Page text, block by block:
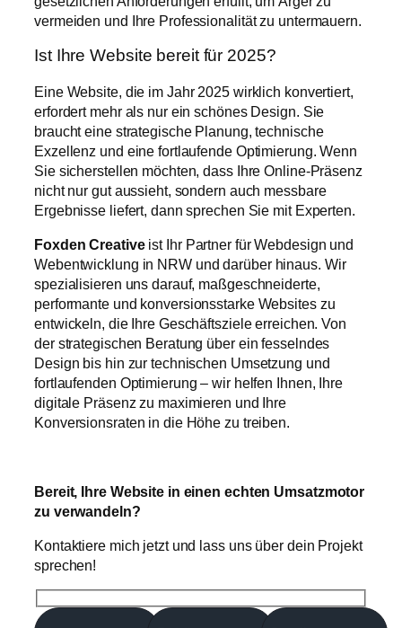
vermeiden und Ihre Professionalität zu untermauern.
Ist Ihre Website bereit für 2025?
Eine Website, die im Jahr 2025 wirklich konvertiert,
erfordert mehr als nur ein schönes Design. Sie
braucht eine strategische Planung, technische
Exzellenz und eine fortlaufende Optimierung. Wenn
Sie sicherstellen möchten, dass Ihre Online-Präsenz
nicht nur gut aussieht, sondern auch messbare
Ergebnisse liefert, dann sprechen Sie mit Experten.
Foxden Creativeist Ihr Partner für Webdesign und
Webentwicklung in NRW und darüber hinaus. Wir
spezialisieren uns darauf, maßgeschneiderte,
performante und konversionsstarke Websites zu
entwickeln, die Ihre Geschäftsziele erreichen. Von
der strategischen Beratung über ein fesselndes
Design bis hin zur technischen Umsetzung und
fortlaufenden Optimierung – wir helfen Ihnen, Ihre
digitale Präsenz zu maximieren und Ihre
Konversionsraten in die Höhe zu treiben.
Bereit, Ihre Website in einen echten Umsatzmotor
zu verwandeln?
Kontaktiere mich jetzt und lass uns über dein Projekt
sprechen!